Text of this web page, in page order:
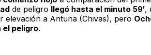
de peligro llegó hasta el minuto 59′,
elevación a Antuna (Chivas), pero
el peligro.